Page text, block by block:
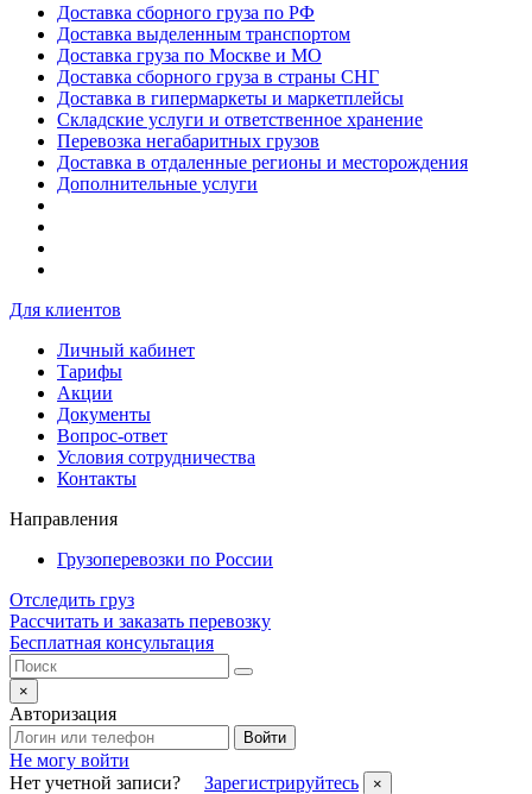
Доставка сборного груза по РФ
Доставка выделенным транспортом
Доставка груза по Москве и МО
Доставка сборного груза в страны СНГ
Доставка в гипермаркеты и маркетплейсы
Складские услуги и ответственное хранение
Перевозка негабаритных грузов
Доставка в отдаленные регионы и месторождения
Дополнительные услуги
Для клиентов
Личный кабинет
Тарифы
Акции
Документы
Вопрос-ответ
Условия сотрудничества
Контакты
Направления
Грузоперевозки по России
Отследить груз
Рассчитать и заказать перевозку
Бесплатная консультация
×
Авторизация
Войти
Не могу войти
Нет учетной записи?
Зарегистрируйтесь ×